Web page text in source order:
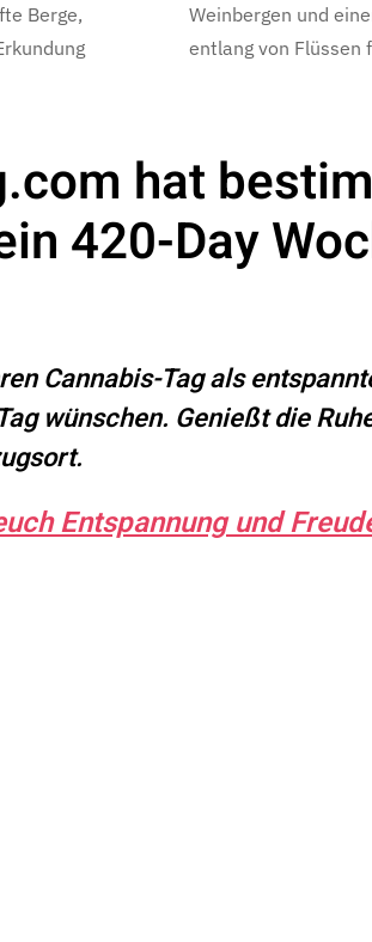
Berge,
Weinbergen und
entlang von Flüssen
hat
420-Day
Cannabis-Tag als
wünschen. Genießt die
Entspannung und